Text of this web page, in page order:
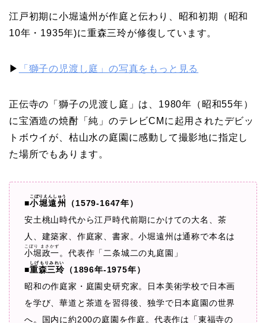
江戸初期に小堀遠州が作庭と伝わり、昭和初期（昭和
10年・1935年)に重森三玲が修復しています。
▶ 「獅子の児渡し庭」の写真をもっと見る
正伝寺の「獅子の児渡し庭」は、1980年（昭和55年）
に宝酒造の焼酎「純」のテレビCMに起用されたデビッ
トボウイが、枯山水の庭園に感動して撮影地に指定し
た場所でもあります。
■小堀遠州
こぼりえんしゅう
（1579-1647年）
安土桃山時代から江戸時代前期にかけての大名、茶
人、建築家、作庭家、書家。小堀遠州は通称で本名は
小堀政一
こぼり まさかず
。代表作「二条城二の丸庭園」
■重森三玲
しげもりみれい
（1896年-1975年）
昭和の作庭家・庭園史研究家。日本美術学校で日本画
を学び、華道と茶道を習得後、独学で日本庭園の世界
へ。国内に約200の庭園を作庭。代表作は「東福寺の